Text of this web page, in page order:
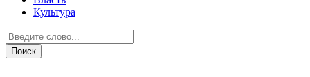
Культура